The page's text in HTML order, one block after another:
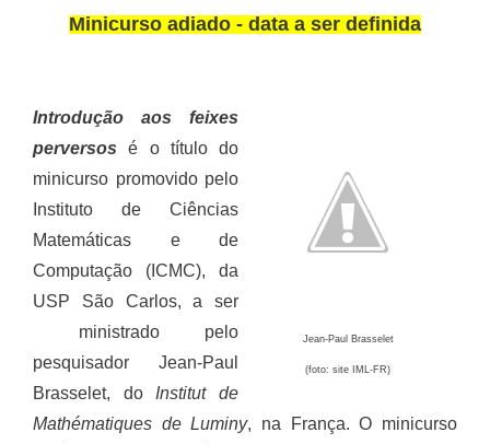
Minicurso adiado - data a ser definida
Jean-Paul Brasselet
(foto: site IML-FR)
Introdução aos feixes
perversos é o título do
minicurso promovido pelo
Instituto de Ciências
Matemáticas e de
Computação (ICMC), da
USP São Carlos, a ser
ministrado pelo
pesquisador Jean-Paul
Brasselet, do Institut de
Mathématiques de Luminy, na França. O minicurso